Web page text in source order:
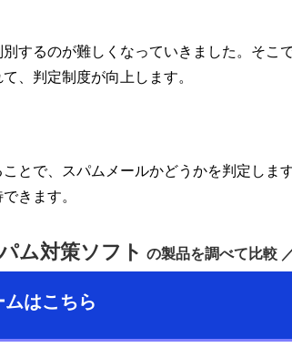
するのが難しくなっていきました。そ
、判定制度が向上します。
とで、スパムメールかどうかを判定し
きます。
ム対策ソフト の製品を調べて比較
はこちら